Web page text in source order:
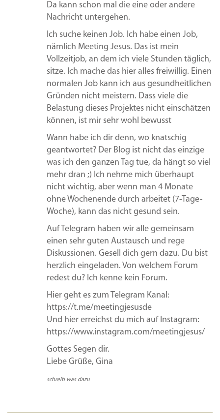
Da kann schon mal die eine oder andere
Nachricht untergehen.
Ich suche keinen Job. Ich habe einen Job,
nämlich Meeting Jesus. Das ist mein
Vollzeitjob, an dem ich viele Stunden täglich,
sitze. Ich mache das hier alles freiwillig. Einen
normalen Job kann ich aus gesundheitlichen
Gründen nicht meistern. Dass viele die
Belastung dieses Projektes nicht einschätzen
können, ist mir sehr wohl bewusst
Wann habe ich dir denn, wo knatschig
geantwortet? Der Blog ist nicht das einzige
was ich den ganzen Tag tue, da hängt so viel
mehr dran ;) Ich nehme mich überhaupt
nicht wichtig, aber wenn man 4 Monate
ohne Wochenende durch arbeitet (7-Tage-
Woche), kann das nicht gesund sein.
Auf Telegram haben wir alle gemeinsam
einen sehr guten Austausch und rege
Diskussionen. Gesell dich gern dazu. Du bist
herzlich eingeladen. Von welchem Forum
redest du? Ich kenne kein Forum.
Hier geht es zum Telegram Kanal:
https://t.me/meetingjesusde
Und hier erreichst du mich auf Instagram:
https://www.instagram.com/meetingjesus/
Gottes Segen dir.
Liebe Grüße, Gina
schreib was dazu